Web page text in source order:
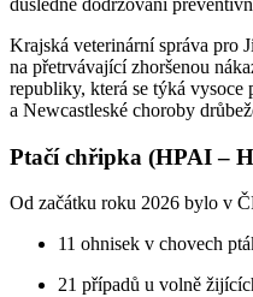
Krajská veterinární správa pro
na přetrvávající zhoršenou
republiky, která se týká
a Newcastleské choroby
Ptačí chřipka (HPAI –
Od začátku roku 2026 bylo v
11 ohnisek v chovech
21 případů u volně